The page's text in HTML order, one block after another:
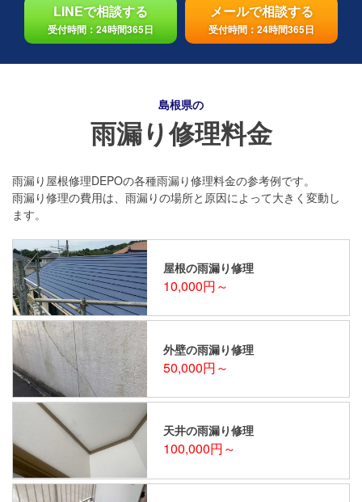
LINEで相談する
受付時間：24時間365日
メールで相談する
受付時間：24時間365日
島根県の
雨漏り修理料金
雨漏り屋根修理DEPOの各種雨漏り修理料金の参考例です。
雨漏り修理の費用は、雨漏りの場所と原因によって大きく変動し
ます。
屋根の雨漏り修理
10,000円～
外壁の雨漏り修理
50,000円～
天井の雨漏り修理
100,000円～